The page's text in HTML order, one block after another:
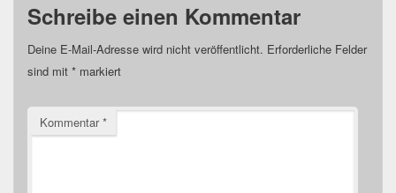
Schreibe einen Kommentar
Deine E-Mail-Adresse wird nicht veröffentlicht. Erforderliche Felder
sind mit * markiert
Kommentar*